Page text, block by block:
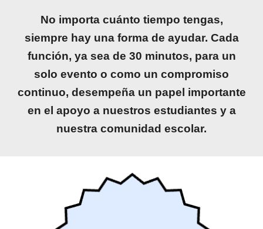
No importa cuánto tiempo tengas,
siempre hay una forma de ayudar. Cada
función, ya sea de 30 minutos, para un
solo evento o como un compromiso
continuo, desempeña un papel importante
en el apoyo a nuestros estudiantes y a
nuestra comunidad escolar.